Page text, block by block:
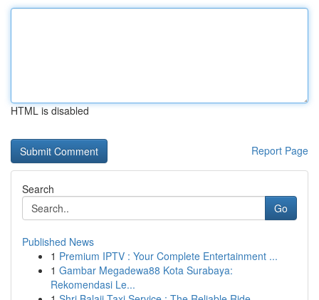
HTML is disabled
Report Page
Search
Go
Published News
1 Premium IPTV : Your Complete Entertainment ...
1 Gambar Megadewa88 Kota Surabaya:
Rekomendasi Le...